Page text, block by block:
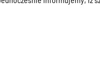
oświadczenia